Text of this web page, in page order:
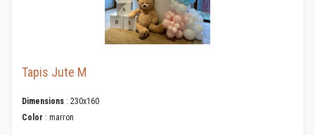
Tapis Jute M
Dimensions : 230x160
Color : marron